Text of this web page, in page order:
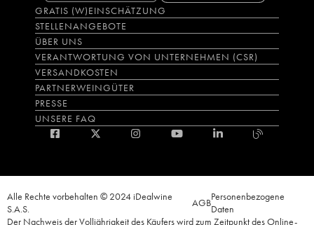
GRATIS (W)EINSCHÄTZUNG
STELLENANGEBOTE
ÜBER UNS
VERANTWORTUNG VON UNTERNEHMEN (CSR)
VERSANDKOSTEN
PARTNERWEINGÜTER
PRESSE
UNSERE FAQ
Alle Rechte vorbehalten © 2024 iDealwine
S.A.S.
AGBPersonenbezogene
Daten
Der Nachweis der Volljährigkeit des Käufers wird zum Zeitpunkt des Online-